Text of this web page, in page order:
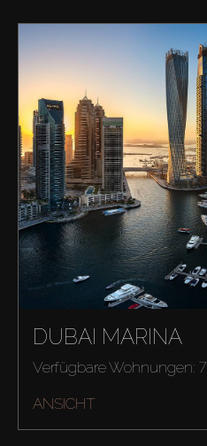
DUBAI MARINA
Verfügbare Wohnungen: 7
ANSICHT